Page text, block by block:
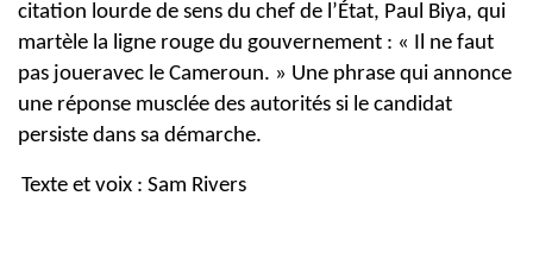
citation lourde de sens du chef de l’État, Paul Biya, qui
martèle la ligne rouge du gouvernement : « Il ne faut
pas joueravec le Cameroun. » Une phrase qui annonce
une réponse musclée des autorités si le candidat
persiste dans sa démarche.
Texte et voix : Sam Rivers